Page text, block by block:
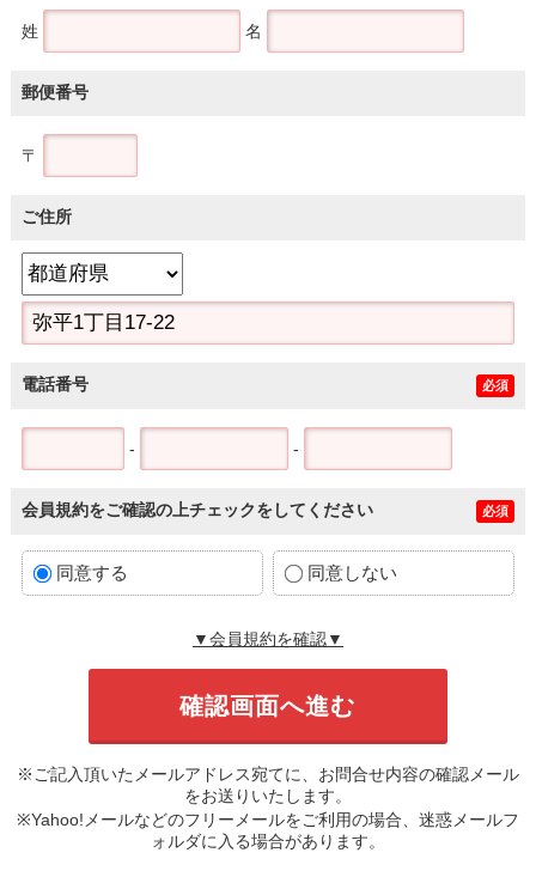
姓 名
郵便番号
〒
ご住所
電話番号 必須
- -
会員規約をご確認の上チェックをしてください 必須
同意する 同意しない
▼会員規約を確認▼
※ご記入頂いたメールアドレス宛てに、お問合せ内容の確認メール
をお送りいたします。
※Yahoo!メールなどのフリーメールをご利用の場合、迷惑メールフ
ォルダに入る場合があります。